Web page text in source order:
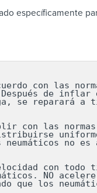
específicamente
con las
de inflar
se reparará a
con las
no es
con todo
NO
que los